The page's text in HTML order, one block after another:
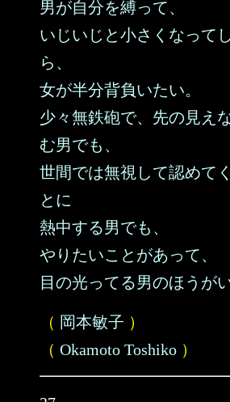
男が自分を縛って、
いじいじと小さくなって
ら、
女が半分背負いたい。
少々無鉄砲で、先の見え
む男でも、
世間では無視して認めて
とに
熱中する男でも、
やりたいことがあって、
目の光ってる男のほうがい
（ 岡本敏子 ）
（ Okamoto Toshiko ）